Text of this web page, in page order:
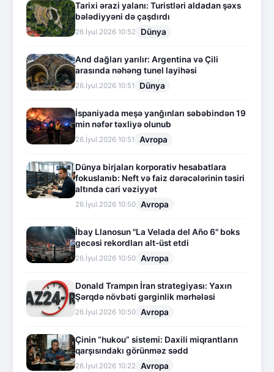
Tarixi ərazi yalanı: Turistləri aldadan şəxs
bələdiyyəni də çaşdırdı
26.İyul.2026 10:52 Dünya
And dağları yarılır: Argentina və Çili
arasında nəhəng tunel layihəsi
26.İyul.2026 10:51 Dünya
İspaniyada meşə yanğınları səbəbindən 19
min nəfər təxliyə olunub
26.İyul.2026 10:51 Avropa
Dünya birjaları korporativ hesabatlara
fokuslanıb: Neft və faiz dərəcələrinin təsiri
altında cari vəziyyət
26.İyul.2026 10:50 Avropa
İbay Llanosun "La Velada del Año 6" boks
gecəsi rekordları alt-üst etdi
26.İyul.2026 10:50 Avropa
Donald Trampın İran strategiyası: Yaxın
Şərqdə növbəti gərginlik mərhələsi
26.İyul.2026 10:50 Avropa
Çinin “hukou” sistemi: Daxili miqrantların
qarşısındakı görünməz sədd
26.İyul.2026 10:22 Avropa